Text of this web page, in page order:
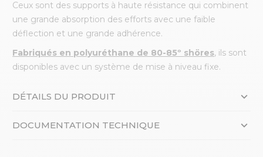
Ceux sont des supports à haute résistance qui combinent
une grande absorption des efforts avec une faible
déflection et une grande adhérence.
Fabriqués en polyuréthane de 80-85º shöres, ils sont
disponibles avec un système de mise à niveau fixe.
DÉTAILS DU PRODUIT
DOCUMENTATION TECHNIQUE